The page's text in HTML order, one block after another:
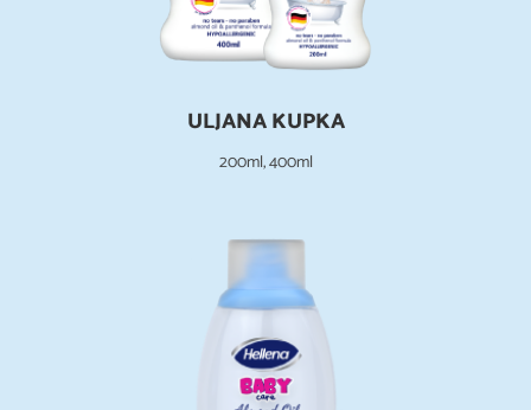
ULJANA KUPKA
200ml, 400ml